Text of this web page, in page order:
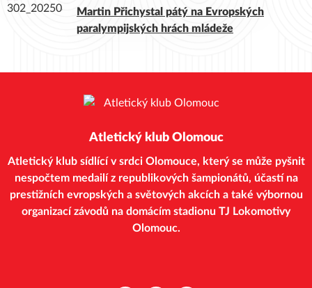
Martin Přichystal pátý na Evropských
paralympijských hrách mládeže
Atletický klub Olomouc
Atletický klub sídlící v srdci Olomouce, který se může pyšnit
nespočtem medailí z republikových šampionátů, účastí na
prestižních evropských a světových akcích a také výbornou
organizací závodů na domácím stadionu TJ Lokomotivy
Olomouc.